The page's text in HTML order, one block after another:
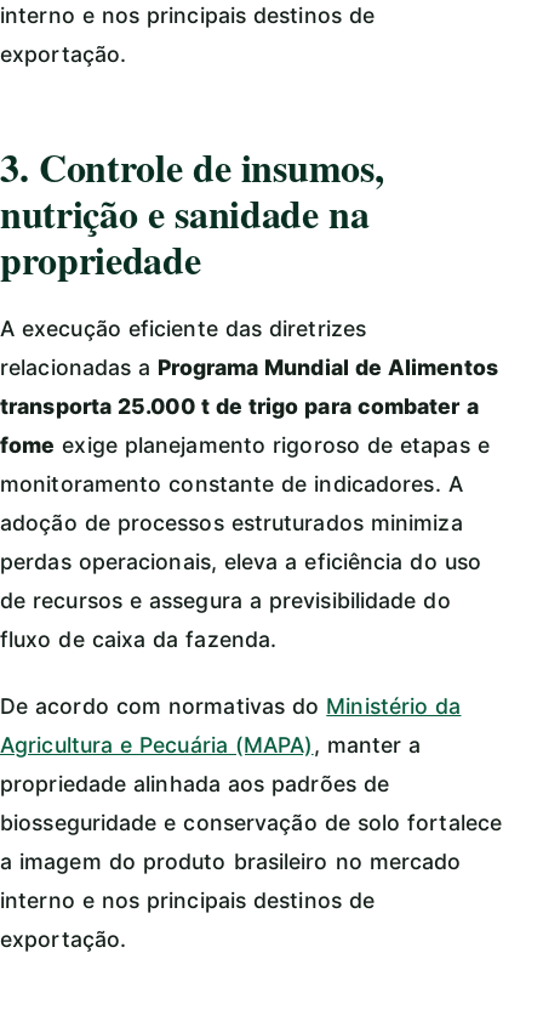
interno e nos principais destinos de
exportação.
3. Controle de insumos,
nutrição e sanidade na
propriedade
A execução eficiente das diretrizes
relacionadas a Programa Mundial de Alimentos
transporta 25.000 t de trigo para combater a
fome exige planejamento rigoroso de etapas e
monitoramento constante de indicadores. A
adoção de processos estruturados minimiza
perdas operacionais, eleva a eficiência do uso
de recursos e assegura a previsibilidade do
fluxo de caixa da fazenda.
De acordo com normativas do Ministério da
Agricultura e Pecuária (MAPA), manter a
propriedade alinhada aos padrões de
biosseguridade e conservação de solo fortalece
a imagem do produto brasileiro no mercado
interno e nos principais destinos de
exportação.